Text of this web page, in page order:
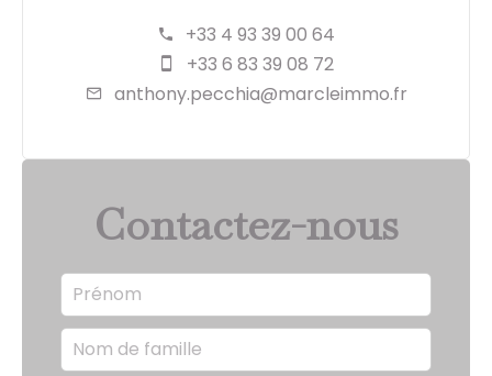
+33 4 93 39 00 64
+33 6 83 39 08 72
anthony.pecchia@marcleimmo.fr
Contactez-nous